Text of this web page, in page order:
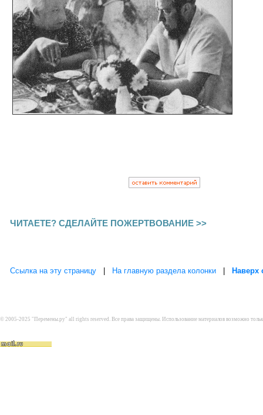
ЧИТАЕТЕ? СДЕЛАЙТЕ ПОЖЕРТВОВАНИЕ >>
Ссылка на эту страницу На главную раздела колонки Наверх
© 2005-2025 "Перемены.ру" all rights reserved. Все права защищены. Использование материалов возможно